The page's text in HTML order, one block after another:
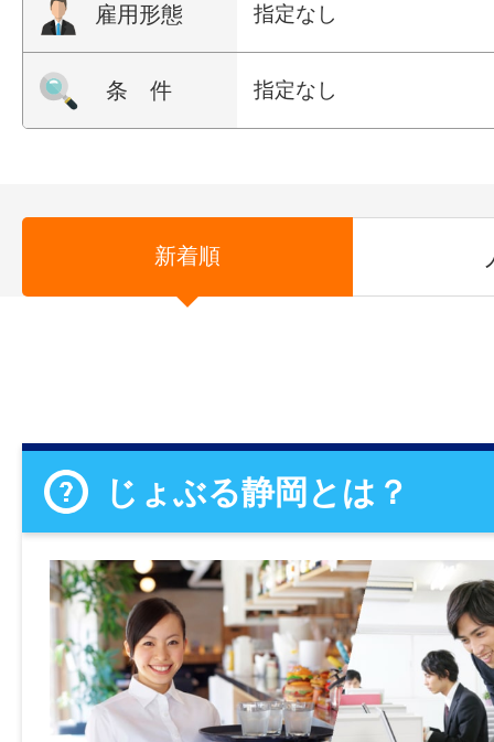
雇用形態 指定なし
条 件 指定なし
新着順
じょぶる静岡とは？